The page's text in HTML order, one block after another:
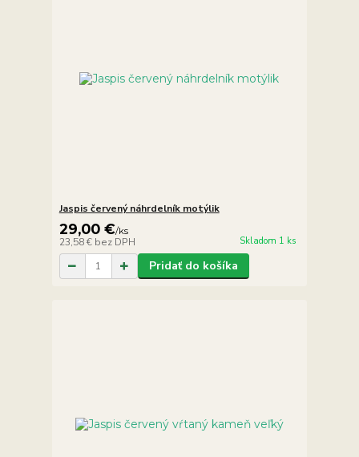
Jaspis červený náhrdelník motýlik
29,00 €/ks
23,58 € bez DPH Skladom 1 ks
Pridať do košíka